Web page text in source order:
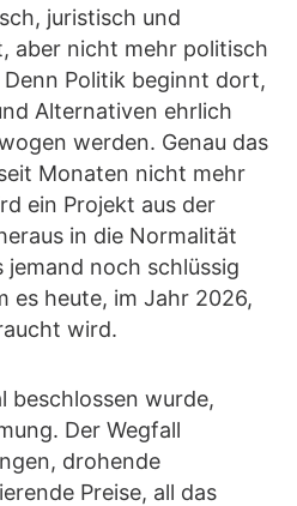
juristisch und
aber nicht mehr politisch
Politik beginnt dort,
Alternativen ehrlich
werden. Genau das
Monaten nicht mehr
ein Projekt aus der
in die Normalität
noch schlüssig
es heute, im Jahr 2026,
wird.
beschlossen wurde,
Der Wegfall
drohende
Preise, all das